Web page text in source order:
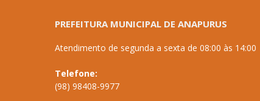
PREFEITURA MUNICIPAL DE ANAPURUS
Atendimento de segunda a sexta de 08:00 às 14:00
Telefone:
(98) 98408-9977